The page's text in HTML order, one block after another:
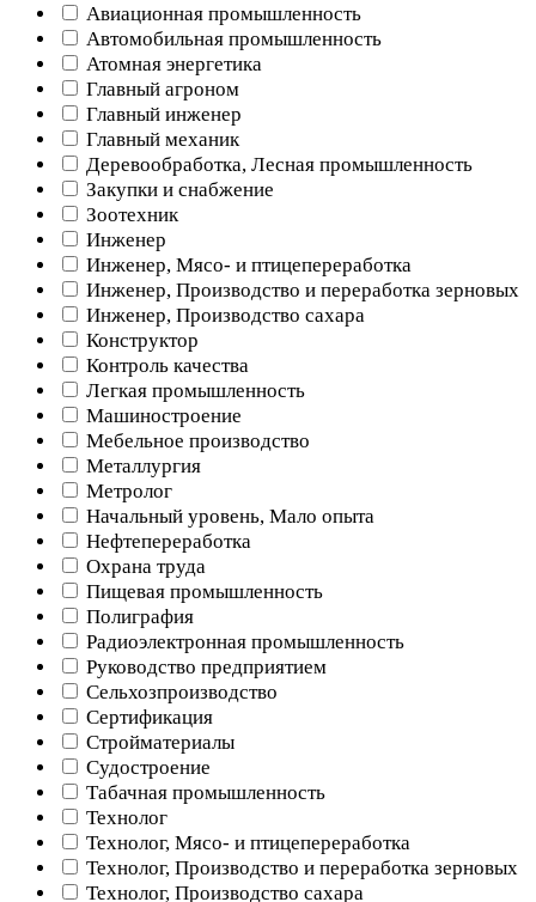
Авиационная промышленность
Автомобильная промышленность
Атомная энергетика
Главный агроном
Главный инженер
Главный механик
Деревообработка, Лесная промышленность
Закупки и снабжение
Зоотехник
Инженер
Инженер, Мясо- и птицепереработка
Инженер, Производство и переработка зерновых
Инженер, Производство сахара
Конструктор
Контроль качества
Легкая промышленность
Машиностроение
Мебельное производство
Металлургия
Метролог
Начальный уровень, Мало опыта
Нефтепереработка
Охрана труда
Пищевая промышленность
Полиграфия
Радиоэлектронная промышленность
Руководство предприятием
Сельхозпроизводство
Сертификация
Стройматериалы
Судостроение
Табачная промышленность
Технолог
Технолог, Мясо- и птицепереработка
Технолог, Производство и переработка зерновых
Технолог, Производство сахара